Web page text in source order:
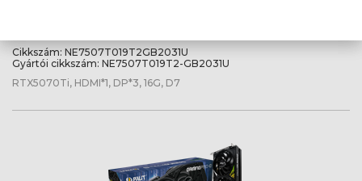
Cikkszám: NE7507T019T2GB2031U
Gyártói cikkszám: NE7507T019T2-GB2031U
RTX5070Ti, HDMI*1, DP*3, 16G, D7